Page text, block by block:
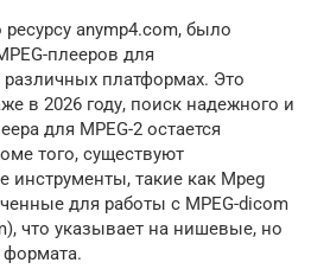
ресурсу anymp4.com, было
плееров для
платформах. Это
в 2026 году, поиск надежного и
для MPEG-2 остается
того, существуют
инструменты, такие как Mpeg
для работы с MPEG-dicom
что указывает на нишевые, но